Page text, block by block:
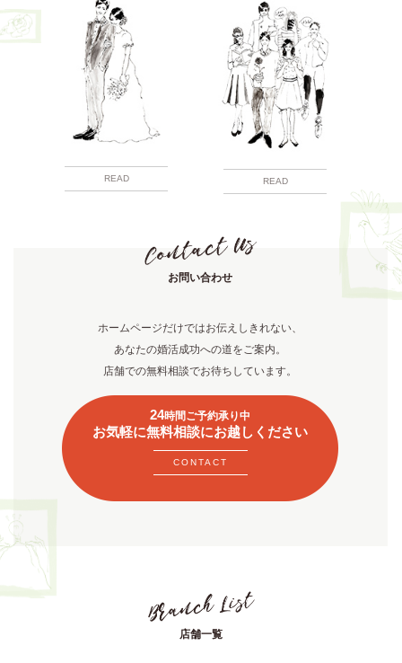
READ READ
お問い合わせ
ホームページだけではお伝えしきれない、
あなたの婚活成功への道をご案内。
店舗での無料相談でお待ちしています。
24時間ご予約承り中
お気軽に無料相談にお越しください
CONTACT
店舗一覧